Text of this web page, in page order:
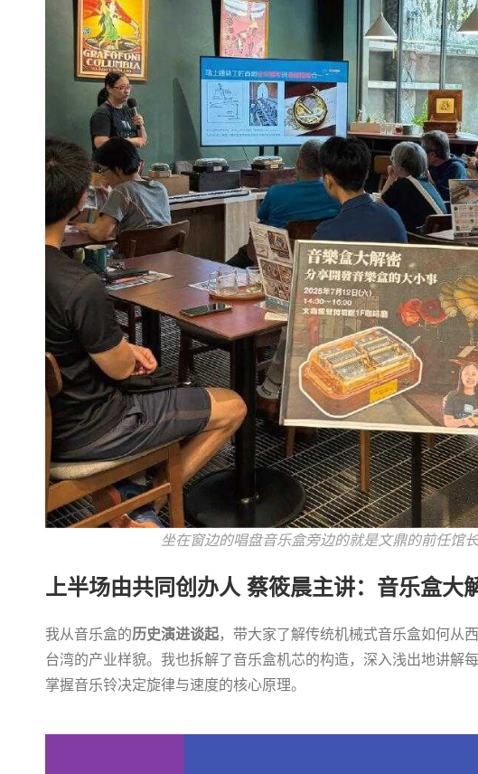
坐在窗边的唱盘音乐盒旁边的就是文鼎的前任馆长
上半场由共同创办人 蔡筱晨主讲：音乐盒大
我从音乐盒的历史演进谈起，带大家了解传统机械式音乐盒如何从
台湾的产业样貌。我也拆解了音乐盒机芯的构造，深入浅出地讲解
掌握音乐铃决定旋律与速度的核心原理。